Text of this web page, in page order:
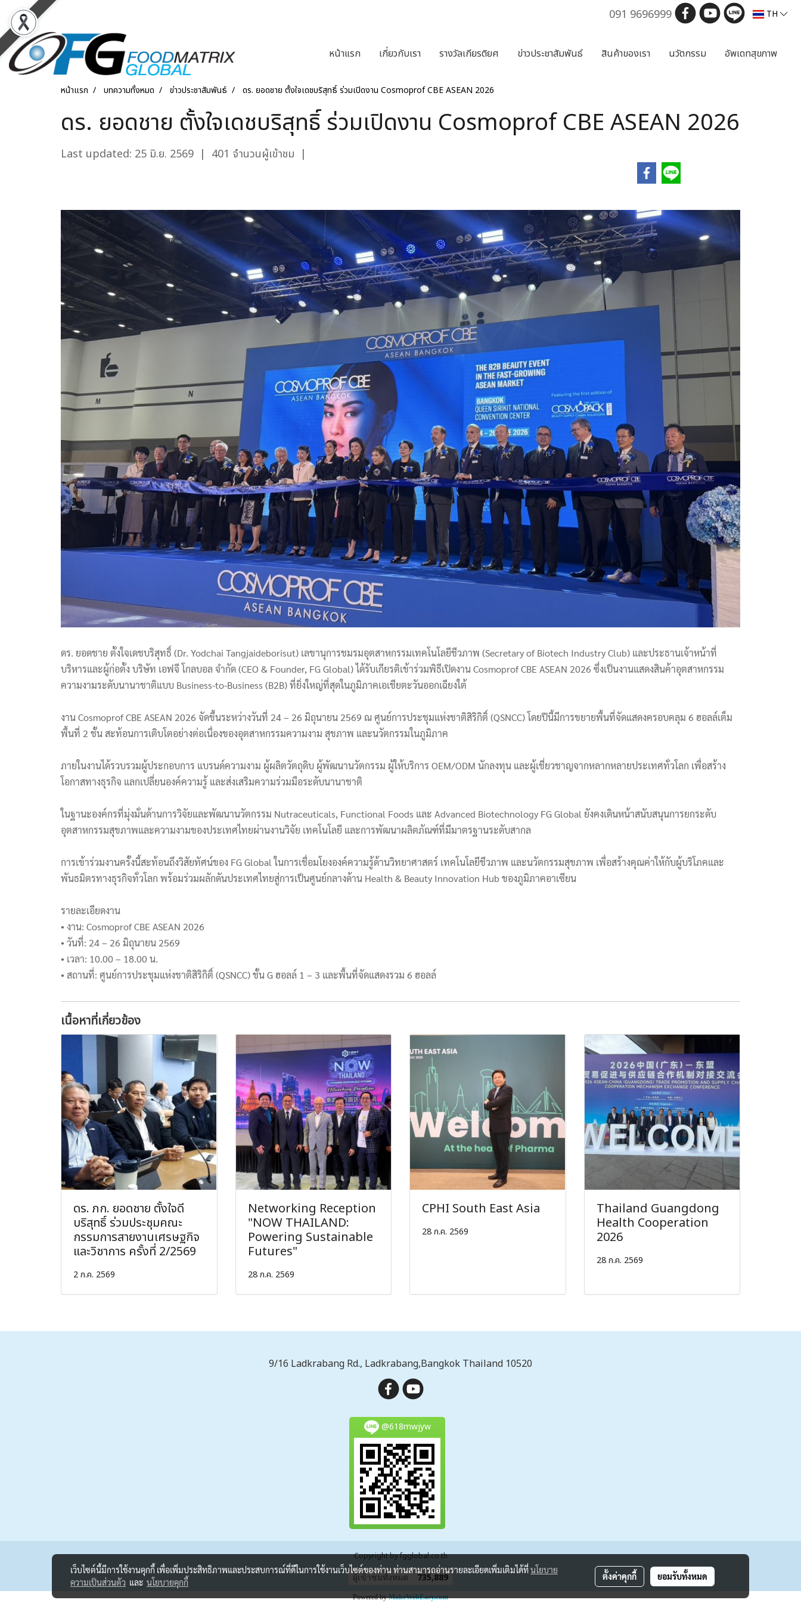
091 9696999 TH
หน้าแรก เกี่ยวกับเรา รางวัลเกียรติยศ ข่าวประชาสัมพันธ์ สินค้าของเรา นวัตกรรม อัพเดทสุขภาพ
หน้าแรก บทความทั้งหมด ข่าวประชาสัมพันธ์ ดร. ยอดชาย ตั้งใจเดชบริสุทธิ์ ร่วมเปิดงาน Cosmoprof CBE ASEAN 2026
ดร. ยอดชาย ตั้งใจเดชบริสุทธิ์ ร่วมเปิดงาน Cosmoprof CBE ASEAN 2026
Last updated: 25 มิ.ย. 2569 | 401 จำนวนผู้เข้าชม |
ดร. ยอดชาย ตั้งใจเดชบริสุทธิ์ (Dr. Yodchai Tangjaideborisut) เลขานุการชมรมอุตสาหกรรมเทคโนโลยีชีวภาพ (Secretary of Biotech Industry Club) และประธานเจ้าหน้าที่
บริหารและผู้ก่อตั้ง บริษัท เอฟจี โกลบอล จำกัด (CEO & Founder, FG Global) ได้รับเกียรติเข้าร่วมพิธีเปิดงาน Cosmoprof CBE ASEAN 2026 ซึ่งเป็นงานแสดงสินค้าอุตสาหกรรม
ความงามระดับนานาชาติแบบ Business-to-Business (B2B) ที่ยิ่งใหญ่ที่สุดในภูมิภาคเอเชียตะวันออกเฉียงใต้
งาน Cosmoprof CBE ASEAN 2026 จัดขึ้นระหว่างวันที่ 24 – 26 มิถุนายน 2569 ณ ศูนย์การประชุมแห่งชาติสิริกิติ์ (QSNCC) โดยปีนี้มีการขยายพื้นที่จัดแสดงครอบคลุม 6 ฮอลล์เต็ม
พื้นที่ 2 ชั้น สะท้อนการเติบโตอย่างต่อเนื่องของอุตสาหกรรมความงาม สุขภาพ และนวัตกรรมในภูมิภาค
ภายในงานได้รวบรวมผู้ประกอบการ แบรนด์ความงาม ผู้ผลิตวัตถุดิบ ผู้พัฒนานวัตกรรม ผู้ให้บริการ OEM/ODM นักลงทุน และผู้เชี่ยวชาญจากหลากหลายประเทศทั่วโลก เพื่อสร้าง
โอกาสทางธุรกิจ แลกเปลี่ยนองค์ความรู้ และส่งเสริมความร่วมมือระดับนานาชาติ
ในฐานะองค์กรที่มุ่งมั่นด้านการวิจัยและพัฒนานวัตกรรม Nutraceuticals, Functional Foods และ Advanced Biotechnology FG Global ยังคงเดินหน้าสนับสนุนการยกระดับ
อุตสาหกรรมสุขภาพและความงามของประเทศไทยผ่านงานวิจัย เทคโนโลยี และการพัฒนาผลิตภัณฑ์ที่มีมาตรฐานระดับสากล
การเข้าร่วมงานครั้งนี้สะท้อนถึงวิสัยทัศน์ของ FG Global ในการเชื่อมโยงองค์ความรู้ด้านวิทยาศาสตร์ เทคโนโลยีชีวภาพ และนวัตกรรมสุขภาพ เพื่อสร้างคุณค่าให้กับผู้บริโภคและ
พันธมิตรทางธุรกิจทั่วโลก พร้อมร่วมผลักดันประเทศไทยสู่การเป็นศูนย์กลางด้าน Health & Beauty Innovation Hub ของภูมิภาคอาเซียน
รายละเอียดงาน
• งาน: Cosmoprof CBE ASEAN 2026
• วันที่: 24 – 26 มิถุนายน 2569
• เวลา: 10.00 – 18.00 น.
• สถานที่: ศูนย์การประชุมแห่งชาติสิริกิติ์ (QSNCC) ชั้น G ฮอลล์ 1 – 3 และพื้นที่จัดแสดงรวม 6 ฮอลล์
เนื้อหาที่เกี่ยวข้อง
ดร. ภก. ยอดชาย ตั้งใจดี
บริสุทธิ์ ร่วมประชุมคณะ
กรรมการสายงานเศรษฐกิจ
และวิชาการ ครั้งที่ 2/2569
2 ก.ค. 2569
Networking Reception
"NOW THAILAND:
Powering Sustainable
Futures"
28 ก.ค. 2569
CPHI South East Asia
28 ก.ค. 2569
Thailand Guangdong
Health Cooperation
2026
28 ก.ค. 2569
9/16 Ladkrabang Rd., Ladkrabang,Bangkok Thailand 10520
@618mwjyw
Copyright by fgglobal.co.th
ผู้เข้าชมวันนี้ 382
Powered byMakeWebEasy.com
เว็บไซต์นี้มีการใช้งานคุกกี้ เพื่อเพิ่มประสิทธิภาพและประสบการณ์ที่ดีในการใช้งานเว็บไซต์ของท่าน ท่านสามารถอ่านรายละเอียดเพิ่มเติมได้ที่นโยบาย
ความเป็นส่วนตัว และ นโยบายคุกกี้
ตั้งค่าคุกกี้ ยอมรับทั้งหมด